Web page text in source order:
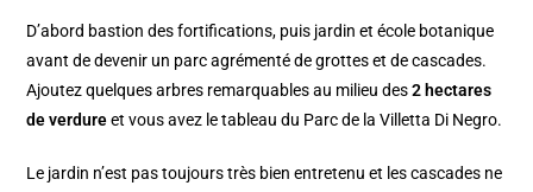
D’abord bastion des fortifications, puis jardin et école botanique
avant de devenir un parc agrémenté de grottes et de cascades.
Ajoutez quelques arbres remarquables au milieu des2 hectares
de verdureet vous avez le tableau du Parc de la Villetta Di Negro.
Le jardin n’est pas toujours très bien entretenu et les cascades ne